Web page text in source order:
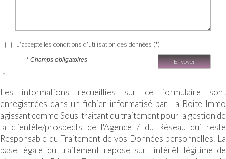
J'accepte les conditions d'utilisation des données (*)
Envoyer
* Champs obligatoires
* :
Les informations recueillies sur ce formulaire sont
enregistrées dans un fichier informatisé par La Boite Immo
agissant comme Sous-traitant du traitement pour la gestion de
la clientèle/prospects de l'Agence / du Réseau qui reste
Responsable du Traitement de vos Données personnelles. La
base légale du traitement repose sur l'intérêt légitime de